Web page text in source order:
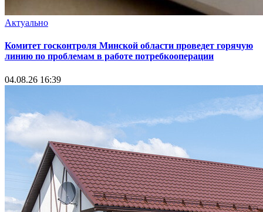
Актуально
Комитет госконтроля Минской области проведет горячую
линию по проблемам в работе потребкооперации
04.08.26 16:39